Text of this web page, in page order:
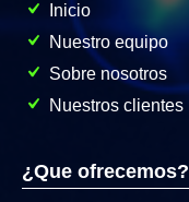
Inicio
Nuestro equipo
Sobre nosotros
Nuestros clientes
¿Que ofrecemos?